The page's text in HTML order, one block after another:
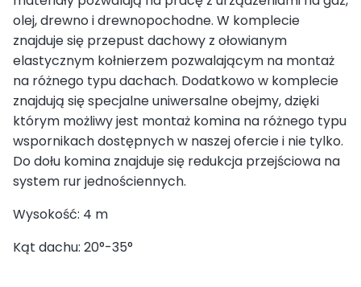
olej, drewno i drewnopochodne. W komplecie
znajduje się przepust dachowy z ołowianym
elastycznym kołnierzem pozwalającym na montaż
na różnego typu dachach. Dodatkowo w komplecie
znajdują się specjalne uniwersalne obejmy, dzięki
którym możliwy jest montaż komina na różnego typu
wspornikach dostępnych w naszej ofercie i nie tylko.
Do dołu komina znajduje się redukcja przejściowa na
system rur jednościennych.
Wysokość: 4 m
Kąt dachu: 20°-35°